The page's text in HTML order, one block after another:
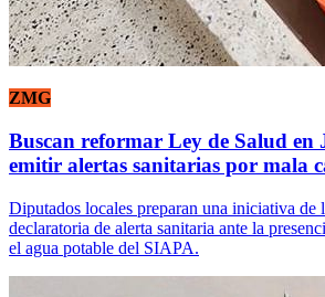
ZMG
Buscan reformar Ley de Salud en
emitir alertas sanitarias por mala
Diputados locales preparan una iniciativa de
declaratoria de alerta sanitaria ante la
el agua potable del SIAPA.